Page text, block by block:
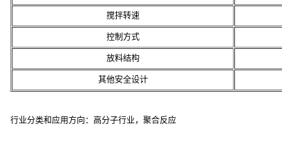
搅拌转速
控制方式
放料结构
其他安全设计
行业分类和应用方向：高分子行业，聚合反应